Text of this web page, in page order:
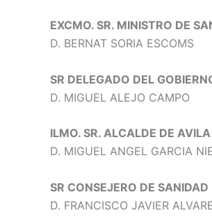
EXCMO. SR. MINISTRO DE
D. BERNAT SORIA ESCOMS
SR DELEGADO DEL
D. MIGUEL ALEJO CAMPO
ILMO. SR. ALCALDE DE AVILA
D. MIGUEL ANGEL GARCIA
SR CONSEJERO DE
D. FRANCISCO JAVIER